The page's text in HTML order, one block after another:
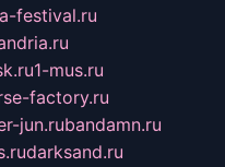
festival.ru
1-mus.ru
factory.ru
jun.rubandamn.ru
darksand.ru